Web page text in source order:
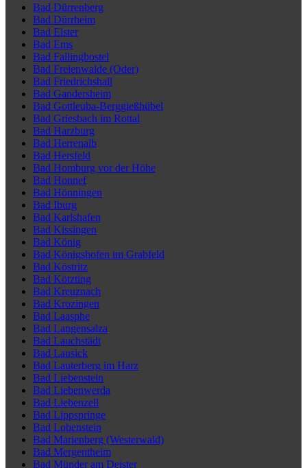
Bad Dürrenberg
Bad Dürrheim
Bad Elster
Bad Ems
Bad Fallingbostel
Bad Freienwalde (Oder)
Bad Friedrichshall
Bad Gandersheim
Bad Gottleuba-Berggießhübel
Bad Griesbach im Rottal
Bad Harzburg
Bad Herrenalb
Bad Hersfeld
Bad Homburg vor der Höhe
Bad Honnef
Bad Hönningen
Bad Iburg
Bad Karlshafen
Bad Kissingen
Bad König
Bad Königshofen im Grabfeld
Bad Köstritz
Bad Kötzting
Bad Kreuznach
Bad Krozingen
Bad Laasphe
Bad Langensalza
Bad Lauchstädt
Bad Lausick
Bad Lauterberg im Harz
Bad Liebenstein
Bad Liebenwerda
Bad Liebenzell
Bad Lippspringe
Bad Lobenstein
Bad Marienberg (Westerwald)
Bad Mergentheim
Bad Münder am Deister